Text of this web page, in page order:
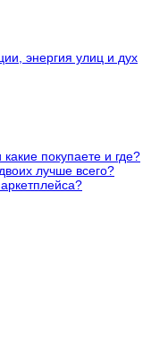
энергия улиц и дух
покупаете и где?
лучше всего?